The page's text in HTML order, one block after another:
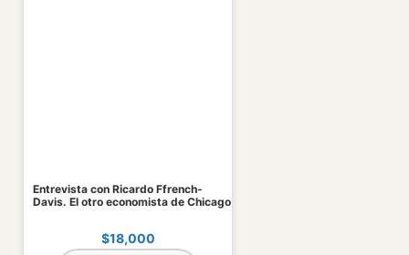
Entrevista con Ricardo Ffrench-
Davis. El otro economista de Chicago
$18,000